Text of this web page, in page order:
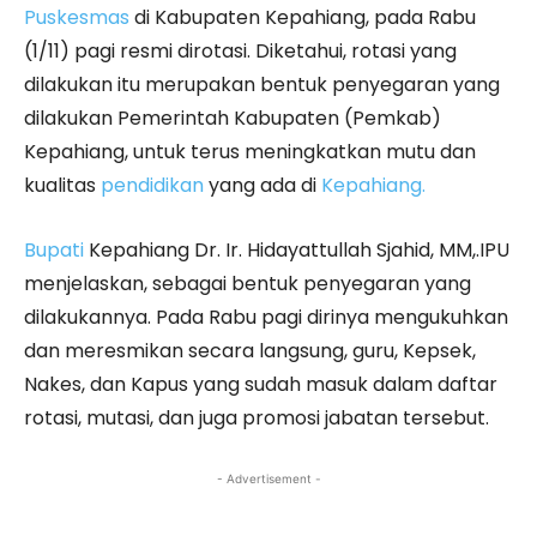
Puskesmas di Kabupaten Kepahiang, pada Rabu
(1/11) pagi resmi dirotasi. Diketahui, rotasi yang
dilakukan itu merupakan bentuk penyegaran yang
dilakukan Pemerintah Kabupaten (Pemkab)
Kepahiang, untuk terus meningkatkan mutu dan
kualitas pendidikanyang ada di Kepahiang.
Bupati Kepahiang Dr. Ir. Hidayattullah Sjahid, MM,.IPU
menjelaskan, sebagai bentuk penyegaran yang
dilakukannya. Pada Rabu pagi dirinya mengukuhkan
dan meresmikan secara langsung, guru, Kepsek,
Nakes, dan Kapus yang sudah masuk dalam daftar
rotasi, mutasi, dan juga promosi jabatan tersebut.
- Advertisement -